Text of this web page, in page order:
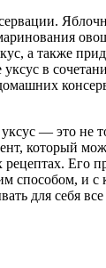
а также
в
— это не
который
Его
способом, и
для себя